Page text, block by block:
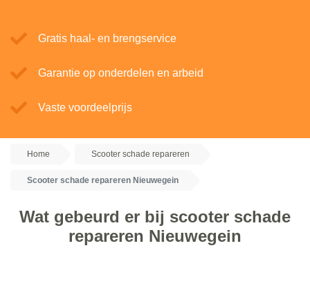
Gratis haal- en brengservice
Garantie op onderdelen en arbeid
Vaste voordeelprijs
Home Scooter schade repareren
Scooter schade repareren Nieuwegein
Wat gebeurd er bij scooter schade
repareren Nieuwegein